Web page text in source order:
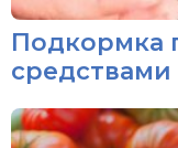
Подкормка
средствами